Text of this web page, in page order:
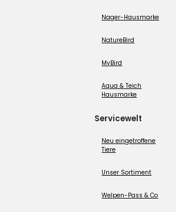
Nager-Hausmarke
NatureBird
MyBird
Aqua & Teich
Hausmarke
Servicewelt
Neu eingetroffene
Tiere
Unser Sortiment
Welpen-Pass & Co